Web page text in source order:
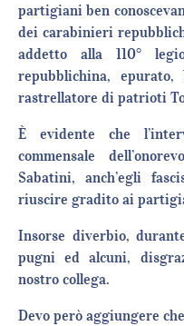
partigiani ben
dei carabinieri
addetto alla 110°
repubblichina,
rastrellatore di patrioti
È evidente che
commensale
Sabatini, anch’egli
riuscire gradito ai
Insorse diverbio,
pugni ed alcuni,
nostro collega.
Devo però aggiungere